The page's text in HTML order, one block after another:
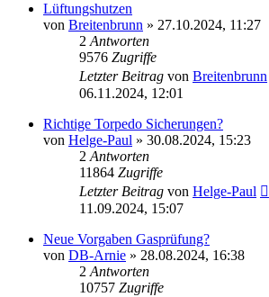
Lüftungshutzen
von Breitenbrunn » 27.10.2024, 11:27
2Antworten
9576 Zugriffe
Letzter Beitrag von Breitenbrunn
06.11.2024, 12:01
Richtige Torpedo Sicherungen?
von Helge-Paul » 30.08.2024, 15:23
2Antworten
11864 Zugriffe
Letzter Beitrag von Helge-Paul
11.09.2024, 15:07
Neue Vorgaben Gasprüfung?
von DB-Arnie » 28.08.2024, 16:38
2Antworten
10757 Zugriffe